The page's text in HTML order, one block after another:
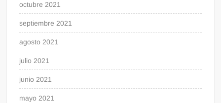
octubre 2021
septiembre 2021
agosto 2021
julio 2021
junio 2021
mayo 2021